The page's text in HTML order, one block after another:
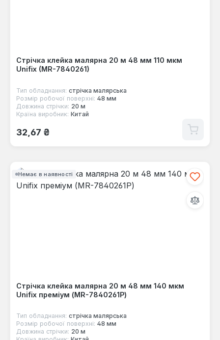
Стрічка клейка малярна 20 м 48 мм 110 мкм
Unifix (MR-7840261)
Тип обладнання: стрічка малярська
Розмір робочої поверхні: 48 мм
Довжина стрічки: 20 м
Країна виробник: Китай
Звичайна ціна:
32,67 ₴
Немає в наявності
Стрічка клейка малярна 20 м 48 мм 140 мкм
Unifix преміум (MR-7840261P)
Тип обладнання: стрічка малярська
Розмір робочої поверхні: 48 мм
Довжина стрічки: 20 м